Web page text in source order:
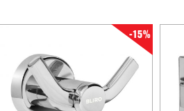
-15%